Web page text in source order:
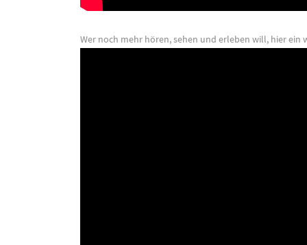
Wer noch mehr hören, sehen und erleben will, hier ein